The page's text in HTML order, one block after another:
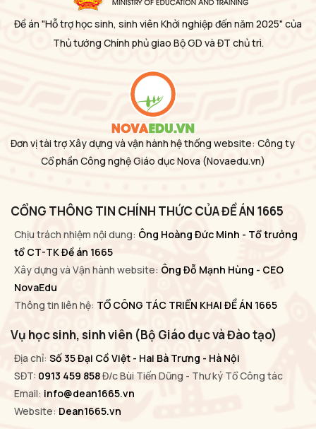
Đề án "Hỗ trợ học sinh, sinh viên Khởi nghiệp đến năm 2025" của
Thủ tướng Chính phủ giao Bộ GD và ĐT chủ trì.
Đơn vị tài trợ Xây dựng và vận hành hệ thống website: Công ty
Cổ phần Công nghệ Giáo dục Nova (Novaedu.vn)
CỔNG THÔNG TIN CHÍNH THỨC CỦA ĐỀ ÁN 1665
Chịu trách nhiệm nội dung: Ông Hoàng Đức Minh - Tổ trưởng
tổ CT-TK Đề án 1665
Xây dựng và Vận hành website: Ông Đỗ Mạnh Hùng - CEO
NovaEdu
Thông tin liên hệ: TỔ CÔNG TÁC TRIỂN KHAI ĐỀ ÁN 1665
Vụ học sinh, sinh viên (Bộ Giáo dục và Đào tạo)
Địa chỉ: Số 35 Đại Cồ Việt - Hai Bà Trưng - Hà Nội
SĐT: 0913 459 858Đ/c Bùi Tiến Dũng - Thư ký Tổ Công tác
Email: info@dean1665.vn
Website: Dean1665.vn